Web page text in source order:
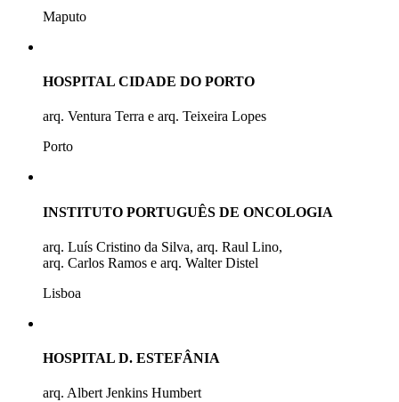
Maputo
HOSPITAL CIDADE DO PORTO
arq. Ventura Terra e arq. Teixeira Lopes
Porto
INSTITUTO PORTUGUÊS DE ONCOLOGIA
arq. Luís Cristino da Silva, arq. Raul Lino,
arq. Carlos Ramos e arq. Walter Distel
Lisboa
HOSPITAL D. ESTEFÂNIA
arq. Albert Jenkins Humbert